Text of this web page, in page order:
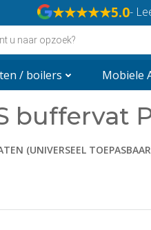
★★★★★5.0-
/ boilers Mobiele
buffervat
(UNIVERSEEL